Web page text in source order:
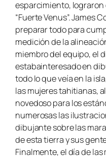
esparcimiento,
“Fuerte Venus”. James
preparar todo para
medición de la
miembro del equipo, el
estabainteresado en
todo lo que veía en la
las mujeres tahitianas,
novedoso para los
numerosas las
dibujante sobre las
de esta tierra y sus
Finalmente, el día de